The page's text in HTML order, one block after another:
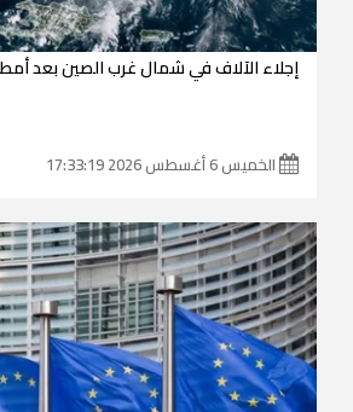
إجلاء الآلاف في شمال غرب الصين بعد
الخميس 6 أغسطس 2026 17:33:19